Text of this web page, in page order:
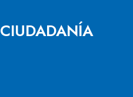
CIUDADANÍA